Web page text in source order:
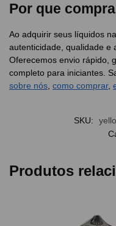
Por que
Ao adquirir seus líquidos
autenticidade, qualidade e
Oferecemos envio rápido,
completo para iniciantes.
sobre nós como comprar,
SKU:
Produtos